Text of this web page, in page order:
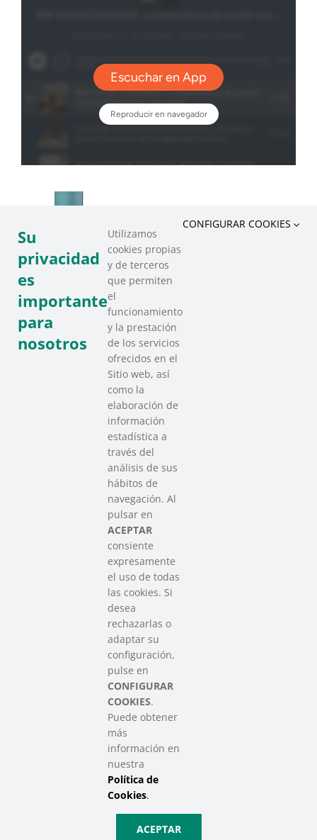
SAREEN SAREA
Asociación que agrupa a las redes
del Tercer Sector Social en Euskadi
Contacto
info@sareensarea.eu
Iparraguirre, 9 lonja – 48009 Bilbao
946 569 230
Colabora
SAREEN SAREA Euskadiko Hirugarren Sektore Soziala – Tercer
Sector Social de Euskadi
Política de Privacidad|Política de Cookies
de Privacidad de Redes Sociales
Su
privacidad
es
importante
para
nosotros
Utilizamos
cookies propias
y de terceros
que permiten
el
funcionamiento
y la prestación
de los servicios
ofrecidos en el
Sitio web, así
como la
elaboración de
información
estadística a
través del
análisis de sus
hábitos de
navegación. Al
pulsar en
ACEPTAR
consiente
expresamente
el uso de todas
las cookies. Si
desea
rechazarlas o
adaptar su
configuración,
pulse en
CONFIGURAR
COOKIES.
Puede obtener
más
información en
nuestra
Política de
Cookies.
CONFIGURAR COOKIES
ACEPTAR